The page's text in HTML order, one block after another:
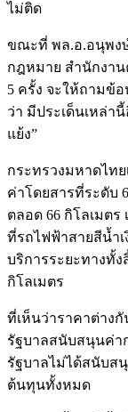
ไม่ติด
ขณะที่ พล.อ.อนุพง
กฎหมาย สำนักงา
5 ครั้ง จะให้ถามข้
ว่า มีประเด็นเหล่า
แย้ง”
กระทรวงมหาดไท
ค่าโดยสารที่ระดับ
ตลอด 66 กิโลเมตร
ที่รถไฟฟ้าสายสีน้ำ
บริการระยะทางทั้ง
กิโลเมตร
ที่เห็นว่าราคาต่าง
รัฐบาลสนับสนุนค่า
รัฐบาลไม่ได้สนับส
ต้นทุนทั้งหมด